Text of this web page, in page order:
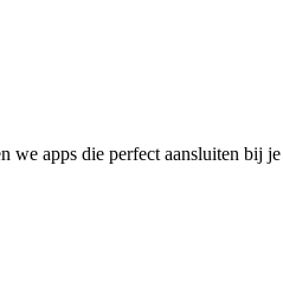
we apps die perfect aansluiten bij